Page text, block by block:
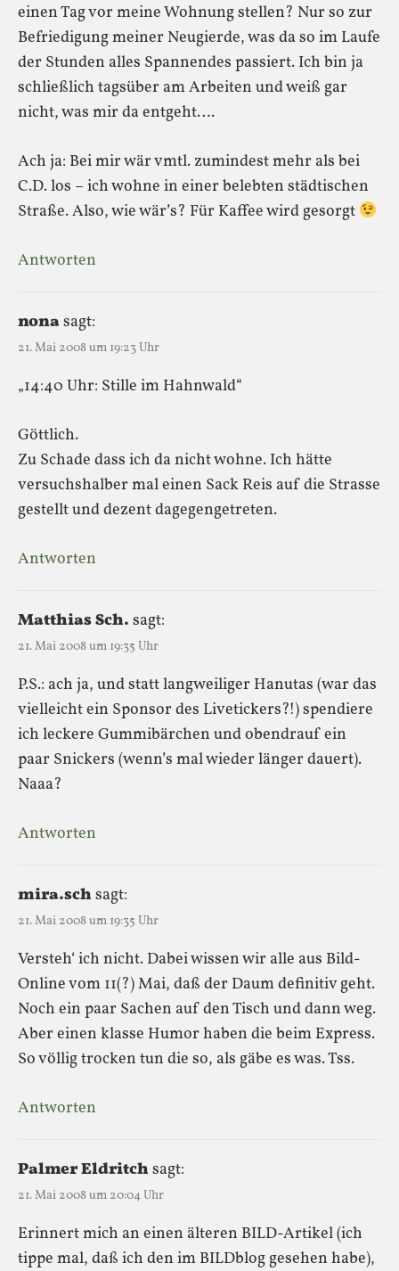
einen Tag vor meine Wohnung stellen? Nur so zur
Befriedigung meiner Neugierde, was da so im Laufe
der Stunden alles Spannendes passiert. Ich bin ja
schließlich tagsüber am Arbeiten und weiß gar
nicht, was mir da entgeht….
Ach ja: Bei mir wär vmtl. zumindest mehr als bei
C.D. los – ich wohne in einer belebten städtischen
Straße. Also, wie wär’s? Für Kaffee wird gesorgt
Antworten
nonasagt:
21. Mai 2008 um 19:23 Uhr
„14:40 Uhr: Stille im Hahnwald“
Göttlich.
Zu Schade dass ich da nicht wohne. Ich hätte
versuchshalber mal einen Sack Reis auf die Strasse
gestellt und dezent dagegengetreten.
Antworten
Matthias Sch. sagt:
21. Mai 2008 um 19:35 Uhr
P.S.: ach ja, und statt langweiliger Hanutas (war das
vielleicht ein Sponsor des Livetickers?!) spendiere
ich leckere Gummibärchen und obendrauf ein
paar Snickers (wenn’s mal wieder länger dauert).
Naaa?
Antworten
mira.sch sagt:
21. Mai 2008 um 19:35 Uhr
Versteh‘ ich nicht. Dabei wissen wir alle aus Bild-
Online vom 11(?) Mai, daß der Daum definitiv geht.
Noch ein paar Sachen auf den Tisch und dann weg.
Aber einen klasse Humor haben die beim Express.
So völlig trocken tun die so, als gäbe es was. Tss.
Antworten
Palmer Eldritch sagt:
21. Mai 2008 um 20:04 Uhr
Erinnert mich an einen älteren BILD-Artikel (ich
tippe mal, daß ich den im BILDblog gesehen habe),